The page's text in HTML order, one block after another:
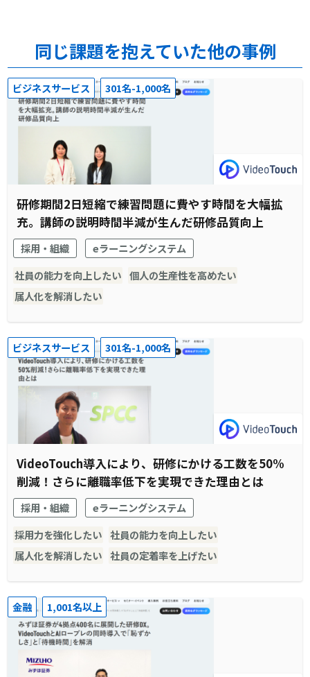
同じ課題を抱えていた他の事例
ビジネスサービス 301名-1,000名
研修期間2日短縮で練習問題に費やす時間を大幅拡
充。講師の説明時間半減が生んだ研修品質向上
採用・組織
eラーニングシステム
社員の能力を向上したい 個人の生産性を高めたい
属人化を解消したい
ビジネスサービス 301名-1,000名
VideoTouch導入により、研修にかける工数を50%
削減！さらに離職率低下を実現できた理由とは
採用・組織
eラーニングシステム
採用力を強化したい 社員の能力を向上したい
属人化を解消したい 社員の定着率を上げたい
金融 1,001名以上